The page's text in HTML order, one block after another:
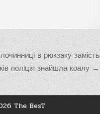
в рюкзаку замість
поліція знайшла коалу →
The BesT